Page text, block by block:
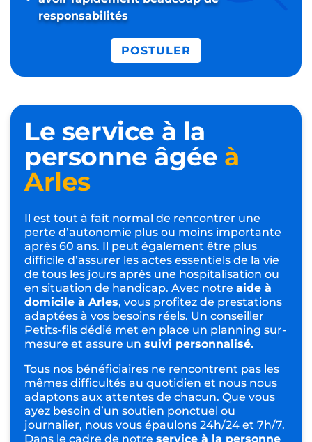
responsabilités
POSTULER
Le service à la
personne âgée à
Arles
Il est tout à fait normal de rencontrer une
perte d’autonomie plus ou moins importante
après 60 ans. Il peut également être plus
difficile d’assurer les actes essentiels de la vie
de tous les jours après une hospitalisation ou
en situation de handicap. Avec notre aide à
domicile à Arles, vous profitez de prestations
adaptées à vos besoins réels. Un conseiller
Petits-fils dédié met en place un planning sur-
mesure et assure un suivi personnalisé.
Tous nos bénéficiaires ne rencontrent pas les
mêmes difficultés au quotidien et nous nous
adaptons aux attentes de chacun. Que vous
ayez besoin d’un soutien ponctuel ou
journalier, nous vous épaulons 24h/24 et 7h/7.
Dans le cadre de notre service à la personne